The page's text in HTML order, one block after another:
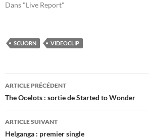
Dans "Live Report"
SCUORN VIDEOCLIP
Navigation
des
articles
ARTICLE PRÉCÉDENT
The Ocelots : sortie de Started to Wonder
ARTICLE SUIVANT
Helganga : premier single